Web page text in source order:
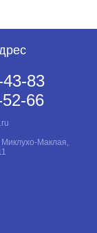
83
66
Миклухо-Маклая,